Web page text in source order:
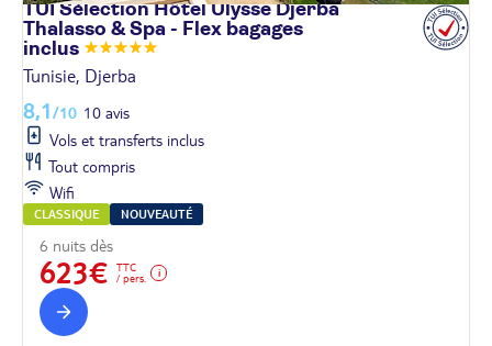
TUI Sélection Hôtel Ulysse Djerba
Thalasso & Spa - Flex bagages
inclus
Tunisie, Djerba
8,1/10 10 avis
Vols et transferts inclus
Tout compris
Wifi
CLASSIQUE NOUVEAUTÉ
6 nuits dès
623€
TTC
/ pers.